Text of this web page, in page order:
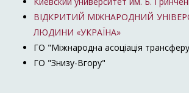
ВІДКРИТИЙ МІЖНАРОДНИЙ
ЛЮДИНИ «УКРАЇНА»
ГО "Міжнародна асоціація
ГО "Знизу-Вгору"